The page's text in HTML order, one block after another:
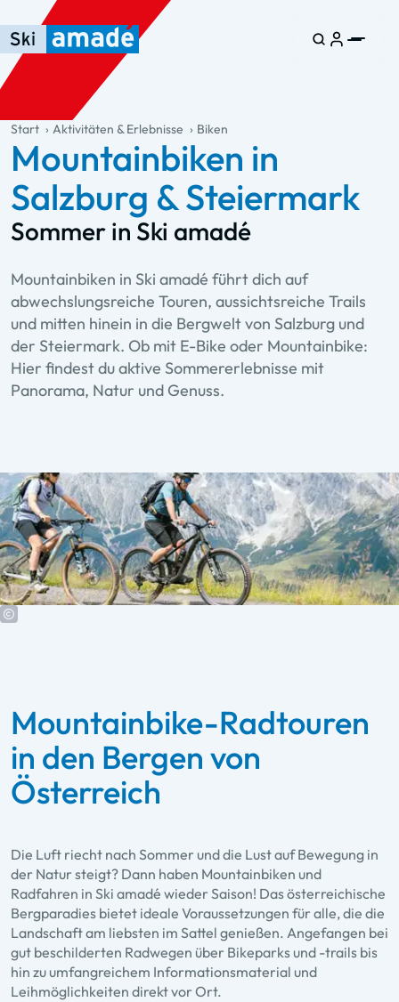
Zum Haupt-Inhalt springen
Springe zur Tabelle
Zur Haupt-Navigation springen
general.table-of-content
Start Aktivitäten & Erlebnisse Biken
Mountainbiken in
Salzburg & Steiermark
Sommer in Ski amadé
Mountainbiken in Ski amadé führt dich auf
abwechslungsreiche Touren, aussichtsreiche Trails
und mitten hinein in die Bergwelt von Salzburg und
der Steiermark. Ob mit E-Bike oder Mountainbike:
Hier findest du aktive Sommererlebnisse mit
Panorama, Natur und Genuss.
Mountainbike-Radtouren
in den Bergen von
Österreich
Die Luft riecht nach Sommer und die Lust auf Bewegung in
der Natur steigt? Dann haben Mountainbiken und
Radfahren in Ski amadé wieder Saison! Das österreichische
Bergparadies bietet ideale Voraussetzungen für alle, die die
Landschaft am liebsten im Sattel genießen. Angefangen bei
gut beschilderten Radwegen über Bikeparks und -trails bis
hin zu umfangreichem Informationsmaterial und
Leihmöglichkeiten direkt vor Ort.